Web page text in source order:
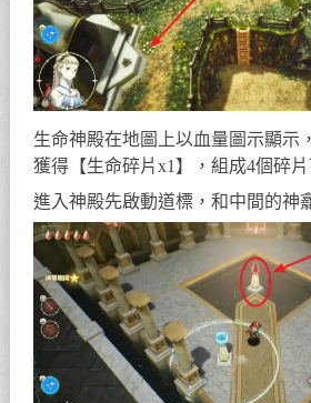
生命神殿在地圖上以血量圖示顯示
獲得【生命碎片x1】，組成4個碎
進入神殿先啟動道標，和中間的神